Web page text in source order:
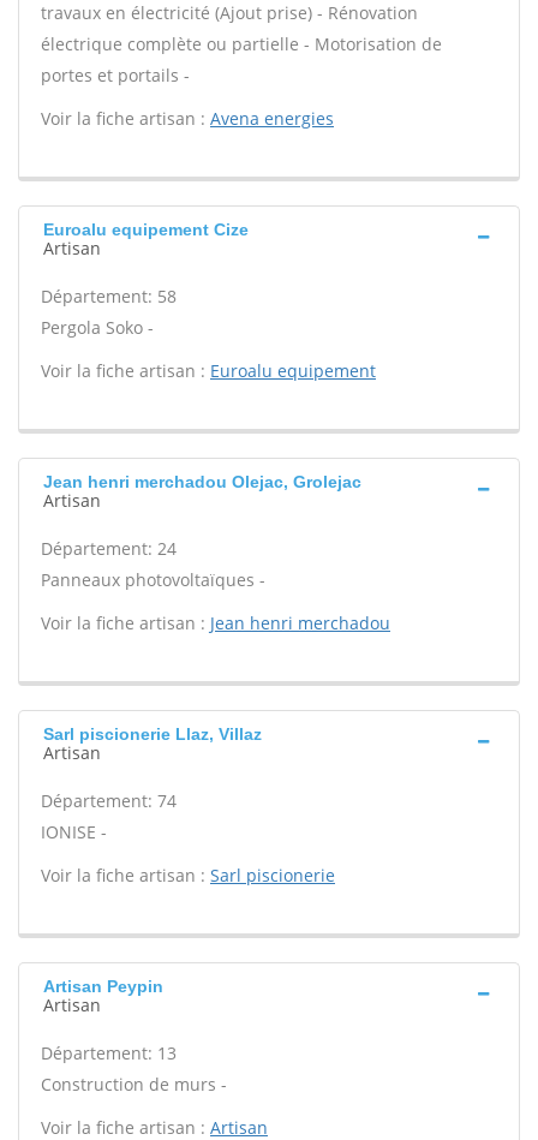
travaux en électricité (Ajout prise) - Rénovation
électrique complète ou partielle - Motorisation de
portes et portails -
Voir la fiche artisan : Avena energies
Euroalu equipement Cize
Artisan
Département: 58
Pergola Soko -
Voir la fiche artisan : Euroalu equipement
Jean henri merchadou Olejac, Grolejac
Artisan
Département: 24
Panneaux photovoltaïques -
Voir la fiche artisan : Jean henri merchadou
Sarl piscionerie Llaz, Villaz
Artisan
Département: 74
IONISE -
Voir la fiche artisan : Sarl piscionerie
Artisan Peypin
Artisan
Département: 13
Construction de murs -
Voir la fiche artisan : Artisan